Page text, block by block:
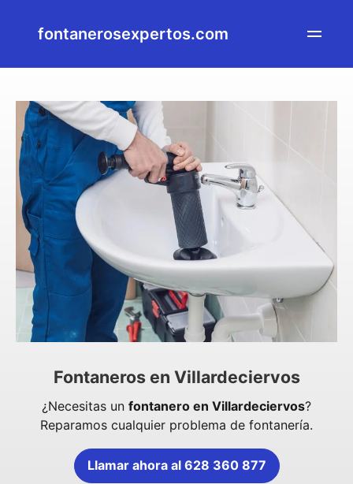
fontanerosexpertos.com
Fontaneros en Villardeciervos
¿Necesitas un fontanero en Villardeciervos?
Reparamos cualquier problema de fontanería.
Llamar ahora al 628 360 877